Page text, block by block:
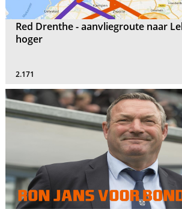
Red Drenthe - aanvliegroute naar
hoger
2.171